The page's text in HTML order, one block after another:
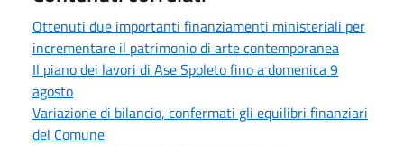
Ottenuti due importanti finanziamenti ministeriali per
incrementare il patrimonio di arte contemporanea
Il piano dei lavori di Ase Spoleto fino a domenica 9
agosto
Variazione di bilancio, confermati gli equilibri finanziari
del Comune